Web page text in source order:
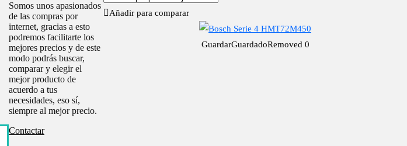
Añadir para comparar
GuardarGuardadoRemoved 0
Somos unos apasionados
de las compras por
internet, gracias a esto
podremos facilitarte los
mejores precios y de este
modo podrás buscar,
comparar y elegir el
mejor producto de
acuerdo a tus
necesidades, eso sí,
siempre al mejor precio.
Contactar